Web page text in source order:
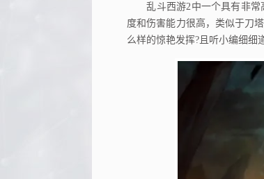
乱斗西游2中一个具有非常
度和伤害能力很高，类似于刀
么样的惊艳发挥?且听小编细细